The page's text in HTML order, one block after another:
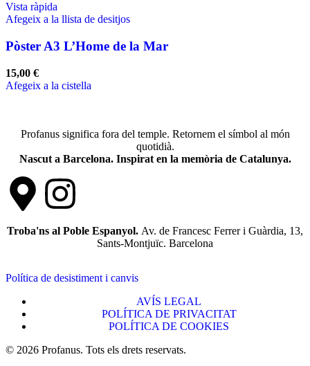
Vista ràpida
Afegeix a la llista de desitjos
Pòster A3 L’Home de la Mar
15,00 €
Afegeix a la cistella
Profanus significa fora del temple. Retornem el símbol al món
quotidià.
Nascut a Barcelona. Inspirat en la memòria de Catalunya.
Troba'ns al Poble Espanyol. Av. de Francesc Ferrer i Guàrdia, 13,
Sants-Montjuïc. Barcelona
Política de desistiment i canvis
AVÍS LEGAL
POLÍTICA DE PRIVACITAT
POLÍTICA DE COOKIES
© 2026 Profanus. Tots els drets reservats.